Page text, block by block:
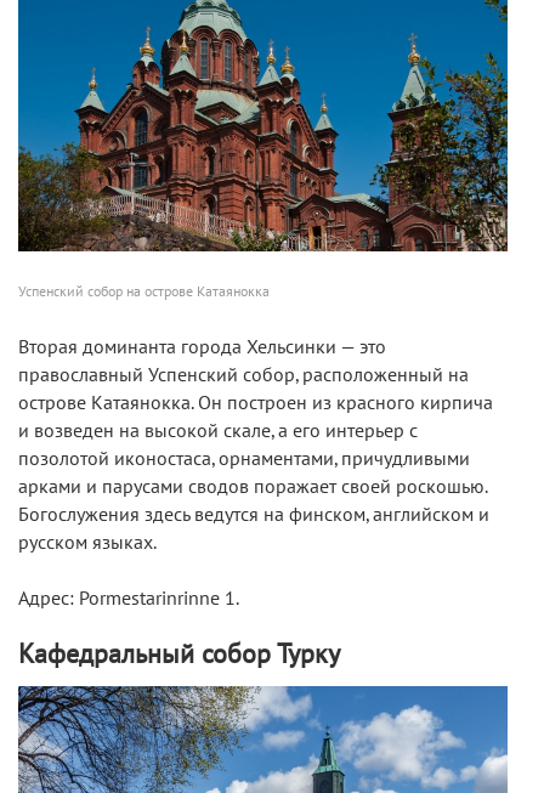
Успенский собор на острове Катаянокка
Вторая доминанта города Хельсинки — это
православный Успенский собор, расположенный на
острове Катаянокка. Он построен из красного кирпича
и возведен на высокой скале, а его интерьер с
позолотой иконостаса, орнаментами, причудливыми
арками и парусами сводов поражает своей роскошью.
Богослужения здесь ведутся на финском, английском и
русском языках.
Адрес: Pormestarinrinne 1.
Кафедральный собор Турку